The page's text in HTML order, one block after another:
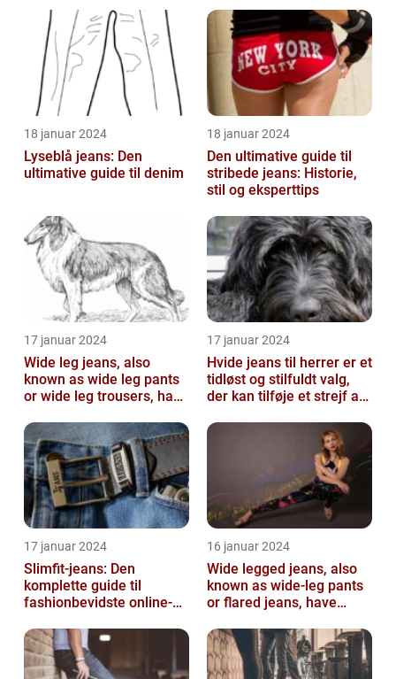
piger verden over
18 januar 2024
Lyseblå jeans: Den
ultimative guide til denim
18 januar 2024
Den ultimative guide til
stribede jeans: Historie,
stil og eksperttips
17 januar 2024
Wide leg jeans, also
known as wide leg pants
or wide leg trousers, have
fashion tre...
17 januar 2024
Hvide jeans til herrer er et
tidløst og stilfuldt valg,
der kan tilføje et strejf af
17 januar 2024
Slimfit-jeans: Den
komplette guide til
fashionbevidste online-
16 januar 2024
Wide legged jeans, also
known as wide-leg pants
or flared jeans, have
people...